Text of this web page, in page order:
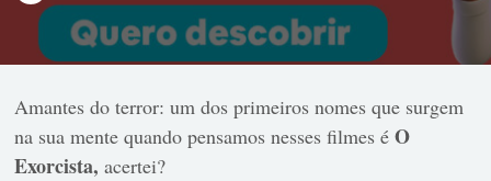
Amantes do terror: um dos primeiros nomes que surgem
na sua mente quando pensamos nesses filmes éO
Exorcista, acertei?